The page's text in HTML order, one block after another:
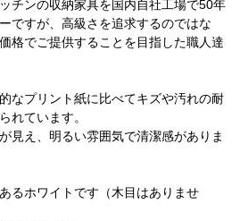
チンの収納家具を国内自社工場で50年
ですが、高級さを追求するのではな
格でご提供することを目指した職人達
なプリント紙に比べてキズや汚れの耐
れています。
見え、明るい雰囲気で清潔感がありま
るホワイトです（木目はありませ